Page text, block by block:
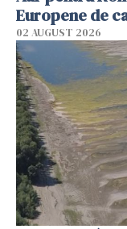
Europene de
02 AUGUST 2026